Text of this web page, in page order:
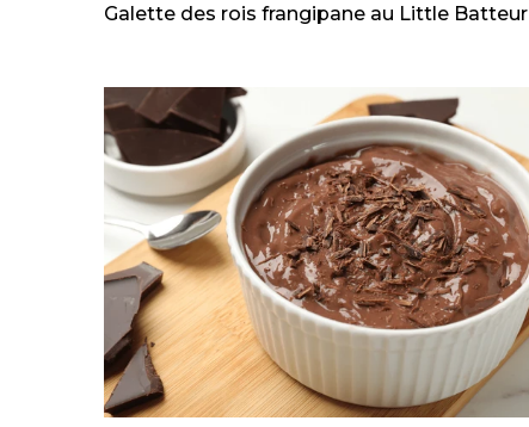
Galette des rois frangipane au Little Batteur